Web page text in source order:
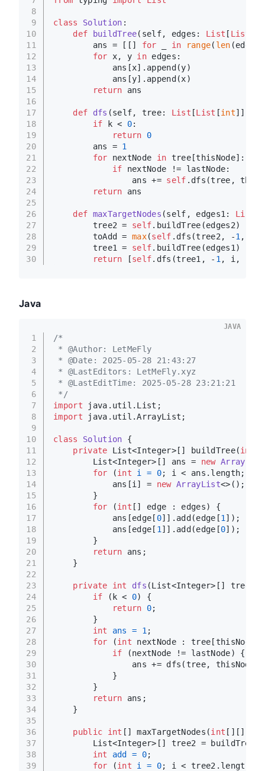
8
9
10
11
12
13
14
15
16
17
18
19
20
21
22
23
24
25
26
27
28
29
30
class Solution :
def
buildTree( self, edges: List [ List
        ans = [[]
for in range( len
for x, y in edges:
            ans[x].append(y)
            ans[y].append(x)
return ans
def dfs (self, tree: List [List [int]],
if k < 0:
return
0
        ans =
1
for nextNode in tree[thisNode]:
if nextNode != lastNode:
                ans +=
self .dfs(tree,
return ans
def maxTargetNodes (self, edges1: List
        tree2 =
self.buildTree(edges2)
        toAdd =
max(self .dfs(tree2, -1 , i,
        tree1 =
self.buildTree(edges1)
return [self.dfs(tree1, - 1 , i, k) +
Java
1
2
3
4
5
6
7
8
9
10
11
12
13
14
15
16
17
18
19
20
21
22
23
24
25
26
27
28
29
30
31
32
33
34
35
36
37
38
39
/*
* @Author: LetMeFly
* @Date: 2025-05-28 21:43:27
* @LastEditors: LetMeFly.xyz
* @LastEditTime: 2025-05-28 23:21:21
*/
import java.util.List;
import java.util.ArrayList;
class Solution {
private List<Integer>[] buildTree(int
        List<Integer>[] ans =
new ArrayList
for (int i = 0; i < ans.length;
            ans[i] =
new ArrayList<>();
        }
for (int [] edge : edges) {
            ans[edge[
0]].add(edge[1 ]);
            ans[edge[
1 ]].add(edge[0]);
        }
return ans;
    }
private int dfs (List<Integer>[] tree,
if (k < 0) {
return
0;
        }
int
ans = 1 ;
for (int nextNode :
if (nextNode != lastNode) {
ans += dfs(tree,
            }
        }
return ans;
    }
public int [] maxTargetNodes(int [][]
List<Integer>[] tree2 =
int
add = 0;
for (int i = 0; i < tree2.length;
JAVA